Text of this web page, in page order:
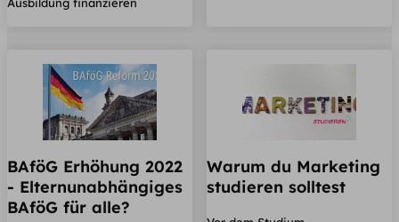
BAföG Erhöhung 2022
- Elternunabhängiges
BAföG für alle?
Warum du Marketing
studieren solltest